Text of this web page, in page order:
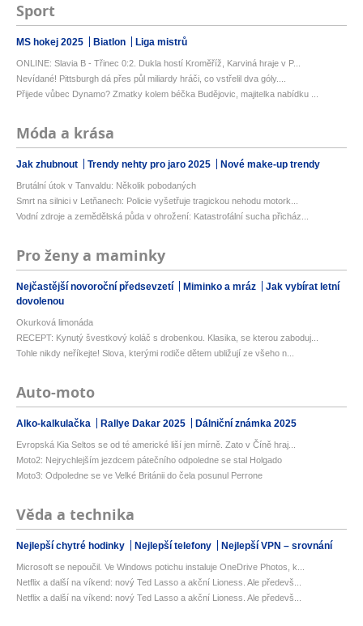
Sport
MS hokej 2025 Biatlon Liga mistrů
ONLINE: Slavia B - Třinec 0:2. Dukla hostí Kroměříž, Karviná hraje v P...
Nevídané! Pittsburgh dá přes půl miliardy hráči, co vstřelil dva góly....
Přijede vůbec Dynamo? Zmatky kolem béčka Budějovic, majitelka nabídku ...
Móda a krása
Jak zhubnout Trendy nehty pro jaro 2025 Nové make-up trendy
Brutální útok v Tanvaldu: Několik pobodaných
Smrt na silnici v Letňanech: Policie vyšetřuje tragickou nehodu motork...
Vodní zdroje a zemědělská půda v ohrožení: Katastrofální sucha přicház...
Pro ženy a maminky
Nejčastější novoroční předsevzetí Miminko a mráz
Jak vybírat letní
dovolenou
Okurková limonáda
RECEPT: Kynutý švestkový koláč s drobenkou. Klasika, se kterou zaboduj...
Tohle nikdy neříkejte! Slova, kterými rodiče dětem ubližují ze všeho n...
Auto-moto
Alko-kalkulačka Rallye Dakar 2025 Dálniční známka 2025
Evropská Kia Seltos se od té americké liší jen mírně. Zato v Číně hraj...
Moto2: Nejrychlejším jezdcem pátečního odpoledne se stal Holgado
Moto3: Odpoledne se ve Velké Británii do čela posunul Perrone
Věda a technika
Nejlepší chytré hodinky Nejlepší telefony Nejlepší VPN – srovnání
Microsoft se nepoučil. Ve Windows potichu instaluje OneDrive Photos, k...
Netflix a další na víkend: nový Ted Lasso a akční Lioness. Ale předevš...
Netflix a další na víkend: nový Ted Lasso a akční Lioness. Ale předevš...